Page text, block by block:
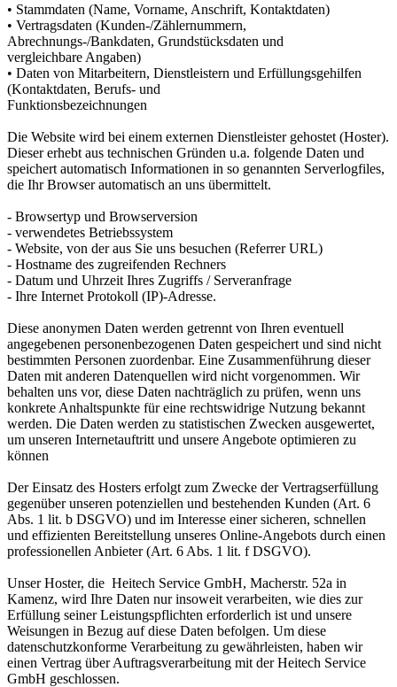
• Stammdaten (Name, Vorname, Anschrift, Kontaktdaten)
• Vertragsdaten (Kunden-/Zählernummern,
Abrechnungs-/Bankdaten, Grundstücksdaten und
vergleichbare Angaben)
• Daten von Mitarbeitern, Dienstleistern und Erfüllungsgehilfen
(Kontaktdaten, Berufs- und
Funktionsbezeichnungen
Die Website wird bei einem externen Dienstleister gehostet (Hoster).
Dieser erhebt aus technischen Gründen u.a. folgende Daten und
speichert automatisch Informationen in so genannten Serverlogfiles,
die Ihr Browser automatisch an uns übermittelt.
- Browsertyp und Browserversion
- verwendetes Betriebssystem
- Website, von der aus Sie uns besuchen (Referrer URL)
- Hostname des zugreifenden Rechners
- Datum und Uhrzeit Ihres Zugriffs / Serveranfrage
- Ihre Internet Protokoll (IP)-Adresse.
Diese anonymen Daten werden getrennt von Ihren eventuell
angegebenen personenbezogenen Daten gespeichert und sind nicht
bestimmten Personen zuordenbar. Eine Zusammenführung dieser
Daten mit anderen Datenquellen wird nicht vorgenommen. Wir
behalten uns vor, diese Daten nachträglich zu prüfen, wenn uns
konkrete Anhaltspunkte für eine rechtswidrige Nutzung bekannt
werden. Die Daten werden zu statistischen Zwecken ausgewertet,
um unseren Internetauftritt und unsere Angebote optimieren zu
können
Der Einsatz des Hosters erfolgt zum Zwecke der Vertragserfüllung
gegenüber unseren potenziellen und bestehenden Kunden (Art. 6
Abs. 1 lit. b DSGVO) und im Interesse einer sicheren, schnellen
und effizienten Bereitstellung unseres Online-Angebots durch einen
professionellen Anbieter (Art. 6 Abs. 1 lit. f DSGVO).
Unser Hoster, die Heitech Service GmbH, Macherstr. 52a in
Kamenz, wird Ihre Daten nur insoweit verarbeiten, wie dies zur
Erfüllung seiner Leistungspflichten erforderlich ist und unsere
Weisungen in Bezug auf diese Daten befolgen. Um diese
datenschutzkonforme Verarbeitung zu gewährleisten, haben wir
einen Vertrag über Auftragsverarbeitung mit der Heitech Service
GmbH geschlossen.